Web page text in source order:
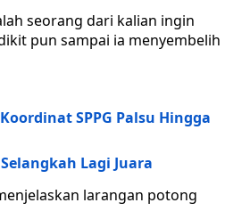
seorang dari kalian ingin
pun sampai ia menyembelih
SPPG Palsu Hingga
Lagi Juara
larangan potong